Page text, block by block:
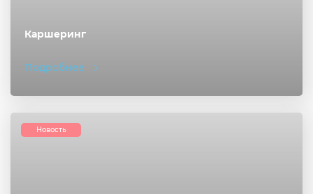
Каршеринг
Подробнее
Новость